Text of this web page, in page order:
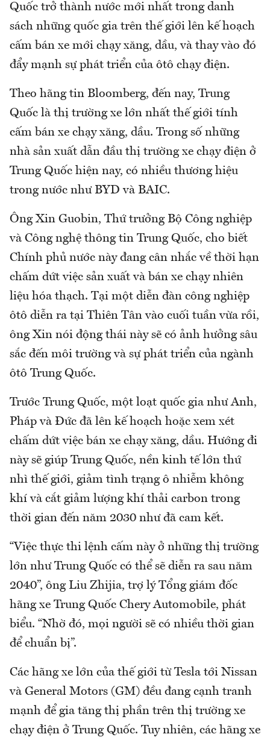
Quốc trở thành nước mới nhất trong danh
sách những quốc gia trên thế giới lên kế hoạch
cấm bán xe mới chạy xăng, dầu, và thay vào đó
đẩy mạnh sự phát triển của ôtô chạy điện.
Theo hãng tin Bloomberg, đến nay, Trung
Quốc là thị trường xe lớn nhất thế giới tính
cấm bán xe chạy xăng, dầu. Trong số những
nhà sản xuất dẫn đầu thị trường xe chạy điện ở
Trung Quốc hiện nay, có nhiều thương hiệu
trong nước như BYD và BAIC.
Ông Xin Guobin, Thứ trưởng Bộ Công nghiệp
và Công nghệ thông tin Trung Quốc, cho biết
Chính phủ nước này đang cân nhắc về thời hạn
chấm dứt việc sản xuất và bán xe chạy nhiên
liệu hóa thạch. Tại một diễn đàn công nghiệp
ôtô diễn ra tại Thiên Tân vào cuối tuần vừa rồi,
ông Xin nói động thái này sẽ có ảnh hưởng sâu
sắc đến môi trường và sự phát triển của ngành
ôtô Trung Quốc.
Trước Trung Quốc, một loạt quốc gia như Anh,
Pháp và Đức đã lên kế hoạch hoặc xem xét
chấm dứt việc bán xe chạy xăng, dầu. Hướng đi
này sẽ giúp Trung Quốc, nền kinh tế lớn thứ
nhì thế giới, giảm tình trạng ô nhiễm không
khí và cắt giảm lượng khí thải carbon trong
thời gian đến năm 2030 như đã cam kết.
“Việc thực thi lệnh cấm này ở những thị trường
lớn như Trung Quốc có thể sẽ diễn ra sau năm
2040”, ông Liu Zhijia, trợ lý Tổng giám đốc
hãng xe Trung Quốc Chery Automobile, phát
biểu. “Nhờ đó, mọi người sẽ có nhiều thời gian
để chuẩn bị”.
Các hãng xe lớn của thế giới từ Tesla tới Nissan
và General Motors (GM) đều đang cạnh tranh
mạnh để gia tăng thị phần trên thị trường xe
chạy điện ở Trung Quốc. Tuy nhiên, các hãng xe